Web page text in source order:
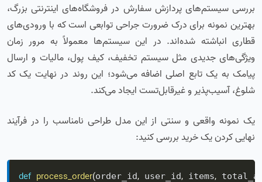
بررسی سیستم‌های پردازش سفارش در فروشگاه‌های اینترنتی بزرگ،
بهترین نمونه برای درک ضرورت جراحی توابعی است که با ورودی‌های
قطاری انباشته شده‌اند. در این سیستم‌ها معمولاً به مرور زمان
ویژگی‌های جدیدی مثل سیستم تخفیف، کیف پول، مالیات و ارسال
پیامک به یک تابع اصلی اضافه می‌شود؛ این روند در نهایت یک کد
شلوغ، آسیب‌پذیر و غیرقابل‌تست ایجاد می‌کند.
یک نمونه واقعی و سنتی از این مدل طراحی نامناسب را در فرآیند
نهایی کردن یک خرید بررسی کنید:
def process_order(order_id, user_id, items,